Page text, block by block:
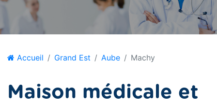
Accueil Grand Est Aube Machy
Maison médicale et